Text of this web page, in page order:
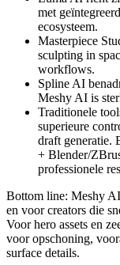
met
ecosysteem.
Masterpiece
sculpting in
workflows.
Spline AI
Meshy AI is
Traditionele
superieure
draft generatie.
+ Blender/
professionele
Bottom line: Meshy
en voor creators die
Voor hero assets en
voor opschoning,
surface details.